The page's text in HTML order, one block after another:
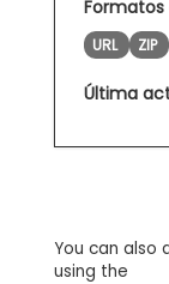
Formatos
URL ZIP
Última
You can also
using the